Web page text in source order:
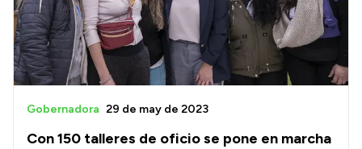
Con 150 talleres de oficio se pone en marcha
Gobernadora 29 de may de 2023